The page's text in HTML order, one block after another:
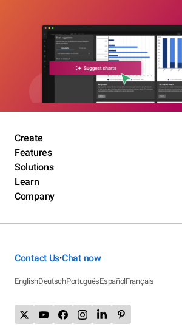
Create
Features
Solutions
Learn
Company
Contact Us•Chat now
EnglishDeutschPortuguêsEspañolFrançais